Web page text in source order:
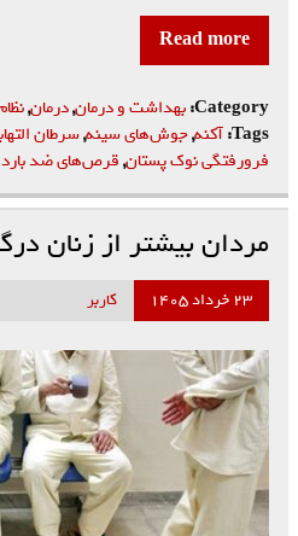
Read more
Category: بهداشت و درمان,درمان,
Tags: آکنه,جوش‌های سینه,سرطان
فرورفتگی نوک پستان,قرص‌های ضد
مردان بیشتر از زنان
۲۳ خرداد ۱۴۰۵ کاربر